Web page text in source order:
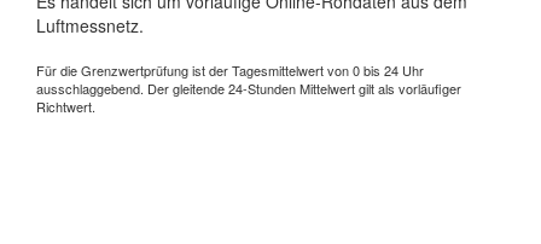
Luftmessnetz.
Für die Grenzwertprüfung ist der Tagesmittelwert von 0 bis 24 Uhr
ausschlaggebend. Der gleitende 24-Stunden Mittelwert gilt als vorläufiger
Richtwert.